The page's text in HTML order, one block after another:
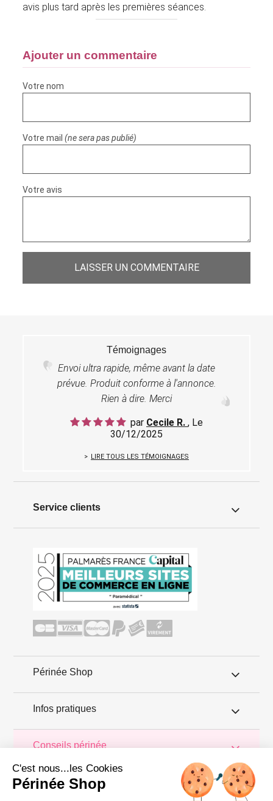
avis plus tard après les premières séances.
Ajouter un commentaire
Votre nom
Votre mail(ne sera pas publié)
Votre avis
LAISSER UN COMMENTAIRE
Témoignages
Envoi ultra rapide, même avant la date
prévue. Produit conforme à l'annonce.
Rien à dire. Merci
par Cecile R. , Le
30/12/2025
LIRE TOUS LES TÉMOIGNAGES
Service clients
Périnée Shop
Infos pratiques
Conseils périnée
On le sait tous maintenant, les hommes et les femmes ont un
périnée. Bien sur quand on parle périnée, on pense grossesse et
accouchement, et pourtant il y a tellement d'autres situations ou
C'est nous...les Cookies
Périnée Shop